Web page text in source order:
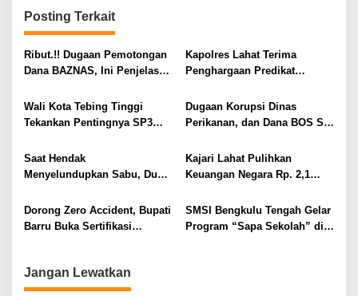
a
s
i
p
o
s
Posting Terkait
Ribut.!! Dugaan Pemotongan
Dana BAZNAS, Ini Penjelasan
Kapolres Lahat Terima
Penghargaan Predikat
Sumsel Tahun 2026
Wali Kota Tebing Tinggi
Tekankan Pentingnya SP3
Dugaan Korupsi Dinas
Perikanan, dan Dana BOS SD
Terus Dipertajam Kajari Lahat
Saat Hendak
Menyelundupkan Sabu, Dua
Kajari Lahat Pulihkan
Keuangan Negara Rp. 2,1
Dorong Zero Accident, Bupati
Barru Buka Sertifikasi
SMSI Bengkulu Tengah Gelar
Program “Sapa Sekolah” di
Jangan Lewatkan